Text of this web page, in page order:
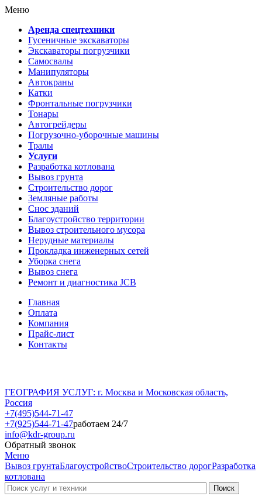
Меню
Аренда спецтехники
Гусеничные экскаваторы
Экскаваторы погрузчики
Самосвалы
Манипуляторы
Автокраны
Катки
Фронтальные погрузчики
Тонары
Автогрейдеры
Погрузочно-уборочные машины
Тралы
Услуги
Разработка котлована
Вывоз грунта
Строительство дорог
Земляные работы
Снос зданий
Благоустройство территории
Вывоз строительного мусора
Нерудные материалы
Прокладка инженерных сетей
Уборка снега
Вывоз снега
Ремонт и диагностика JCB
Главная
Оплата
Компания
Прайс-лист
Контакты
ГЕОГРАФИЯ УСЛУГ: г. Москва и Московская область,
Россия
+7(495)544-71-47
+7(925)544-71-47работаем 24/7
info@kdr-group.ru
Обратный звонок
Меню
Вывоз грунтаБлагоустройствоСтроительство дорогРазработка
котлована